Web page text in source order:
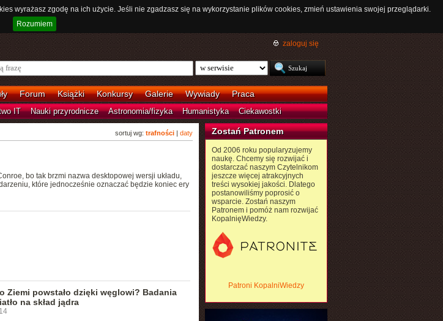
wyrażasz zgodę na ich użycie. Jeśli nie zgadzasz się na wykorzystanie plików cookies, zmień ustawienia swojej przeglądarki.
Rozumiem
zaloguj się
Forum Książki Konkursy Galerie Wywiady Praca
IT Nauki przyrodnicze Astronomia/fizyka Humanistyka Ciekawostki
sortuj wg: trafności| daty
bo tak brzmi nazwa desktopowej wersji układu,
które jednocześnie oznaczać będzie koniec ery
Ziemi powstało dzięki węglowi? Badania
na skład jądra
Zostań Patronem
Od 2006 roku popularyzujemy
naukę. Chcemy się rozwijać i
dostarczać naszym Czytelnikom
jeszcze więcej atrakcyjnych
treści wysokiej jakości. Dlatego
postanowiliśmy poprosić o
wsparcie. Zostań naszym
Patronem i pomóż nam rozwijać
KopalnięWiedzy.
Patroni KopalniWiedzy